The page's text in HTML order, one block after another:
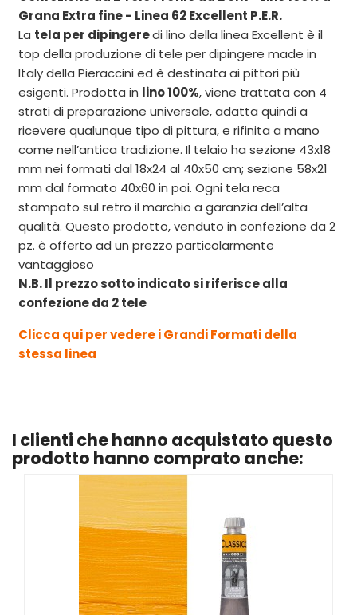
Grana Extra fine - Linea 62 Excellent P.E.R.
La tela per dipingeredi lino della linea Excellent è il
top della produzione di tele per dipingere made in
Italy della Pieraccini ed è destinata ai pittori più
esigenti. Prodotta in lino 100%, viene trattata con 4
strati di preparazione universale, adatta quindi a
ricevere qualunque tipo di pittura, e rifinita a mano
come nell’antica tradizione. Il telaio ha sezione 43x18
mm nei formati dal 18x24 al 40x50 cm; sezione 58x21
mm dal formato 40x60 in poi. Ogni tela reca
stampato sul retro il marchio a garanzia dell’alta
qualità. Questo prodotto, venduto in confezione da 2
pz. è offerto ad un prezzo particolarmente
vantaggioso
N.B. Il prezzo sotto indicato si riferisce alla
confezione da 2 tele
Clicca qui per vedere i Grandi Formati della
stessa linea
I clienti che hanno acquistato questo
prodotto hanno comprato anche: